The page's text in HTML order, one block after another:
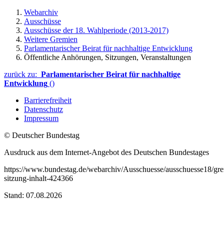
Webarchiv
Ausschüsse
Ausschüsse der 18. Wahlperiode (2013-2017)
Weitere Gremien
Parlamentarischer Beirat für nachhaltige Entwicklung
Öffentliche Anhörungen, Sitzungen, Veranstaltungen
zurück zu: Parlamentarischer Beirat für nachhaltige
Entwicklung ()
Barrierefreiheit
Datenschutz
Impressum
© Deutscher Bundestag
Ausdruck aus dem Internet-Angebot des Deutschen Bundestages
https://www.bundestag.de/webarchiv/Ausschuesse/ausschuesse18/
sitzung-inhalt-424366
Stand: 07.08.2026